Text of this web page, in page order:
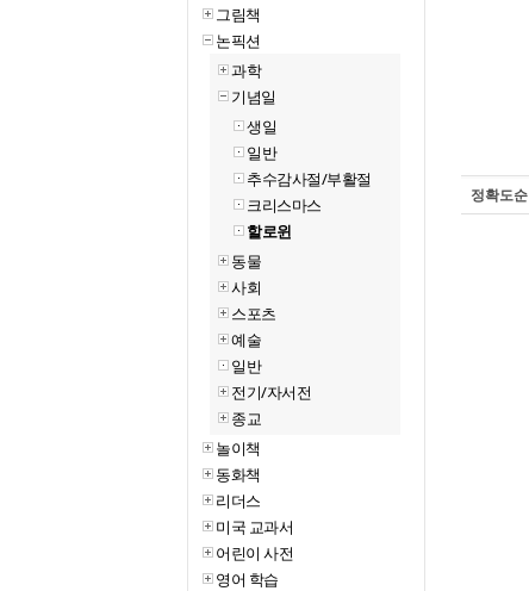
그림책
논픽션
과학
기념일
생일
일반
추수감사절/부활절
크리스마스
할로윈
동물
사회
스포츠
예술
일반
전기/자서전
종교
놀이책
동화책
리더스
미국 교과서
어린이 사전
영어 학습
정확도순